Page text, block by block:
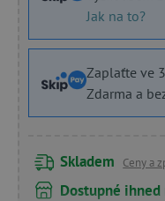
Jak na to?
Zaplaťte ve
Zdarma a
Skladem Ceny a
Dostupné